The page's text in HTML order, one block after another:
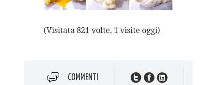
(Visitata 821 volte, 1 visite oggi)
COMMENTI